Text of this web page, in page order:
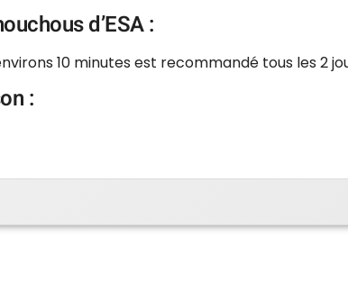
d’ESA :
10 minutes est recommandé tous les 2
: